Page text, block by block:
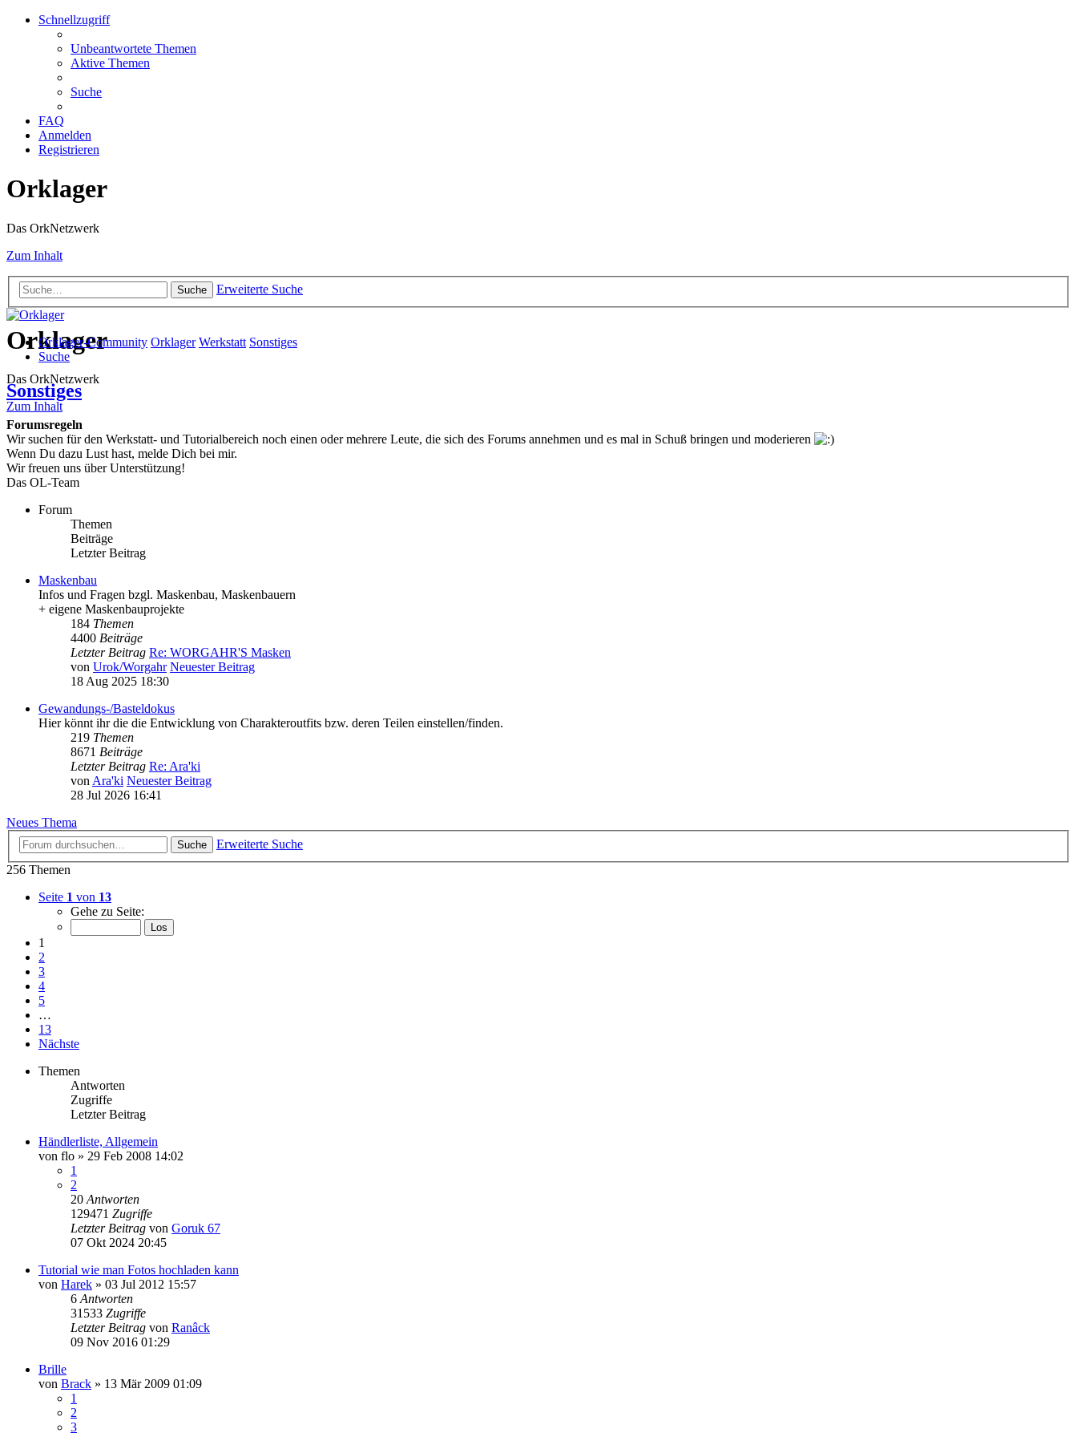
Schnellzugriff
Unbeantwortete Themen
Aktive Themen
Suche
FAQ
Anmelden
Registrieren
Orklager
Das OrkNetzwerk
Zum Inhalt
Suche Erweiterte Suche
Orklager
Das OrkNetzwerk
Zum Inhalt
Orklager-Community Orklager Werkstatt Sonstiges
Suche
Sonstiges
Forumsregeln
Wir suchen für den Werkstatt- und Tutorialbereich noch einen oder mehrere Leute, die sich des Forums annehmen und es mal in Schuß bringen und moderieren
Wenn Du dazu Lust hast, melde Dich bei mir.
Wir freuen uns über Unterstützung!
Das OL-Team
Forum
Themen
Beiträge
Letzter Beitrag
Maskenbau
Infos und Fragen bzgl. Maskenbau, Maskenbauern
+ eigene Maskenbauprojekte
184 Themen
4400 Beiträge
Letzter Beitrag Re: WORGAHR'S Masken
von Urok/Worgahr Neuester Beitrag
18 Aug 2025 18:30
Gewandungs-/Basteldokus
Hier könnt ihr die die Entwicklung von Charakteroutfits bzw. deren Teilen einstellen/finden.
219 Themen
8671 Beiträge
Letzter Beitrag Re: Ara'ki
von Ara'ki Neuester Beitrag
28 Jul 2026 16:41
Neues Thema
Suche
Erweiterte Suche
256 Themen
Seite 1 von 13
Gehe zu Seite:
1
2
3
4
5
…
13
Nächste
Themen
Antworten
Zugriffe
Letzter Beitrag
Händlerliste, Allgemein
von flo » 29 Feb 2008 14:02
1
2
20 Antworten
129471 Zugriffe
Letzter Beitrag von Goruk 67
07 Okt 2024 20:45
Tutorial wie man Fotos hochladen kann
von Harek » 03 Jul 2012 15:57
6 Antworten
31533 Zugriffe
Letzter Beitrag von Ranâck
09 Nov 2016 01:29
Brille
von Brack » 13 Mär 2009 01:09
1
2
3